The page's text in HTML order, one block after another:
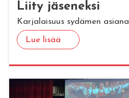
Liity jä­se­nek­si
Karjalaisuus sydämen asiana
Lue lisää